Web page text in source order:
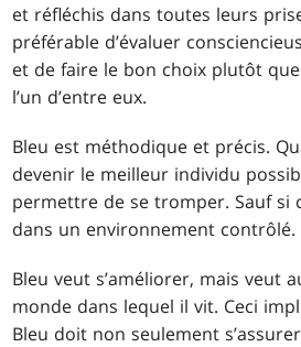
et réfléchis dans toutes leurs
préférable d’évaluer
et de faire le bon choix plutôt
l’un d’entre eux.
Bleu est méthodique et précis.
devenir le meilleur individu
permettre de se tromper. Sauf si
dans un environnement contrôlé.
Bleu veut s’améliorer, mais veut
monde dans lequel il vit. Ceci
Bleu doit non seulement s’assurer